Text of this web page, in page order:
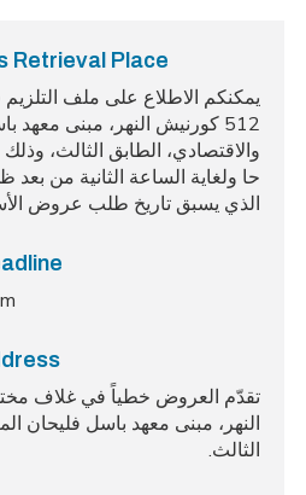
Retrieval Place
يمكنكم الاطلاع على ملف
512 كورنيش النهر، مبنى معهد
والاقتصادي، الطابق الثالث،
حا ولغاية الساعة الثانية من بعد
الذي يسبق تاريخ طلب عروض
النهر، مبنى معهد باسل فليحان
الثالث.